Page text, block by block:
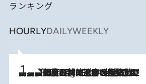
ランキング
HOURLYDAILYWEEKLY
11 Hours Ago
「最後に見られてよかった」上野動物園の東園パンダ舎が解体前に特別公開。8月16日まで延長されたパネル展と共に辿る“半世紀”のパンダ飼育《解体工事の図面あり》